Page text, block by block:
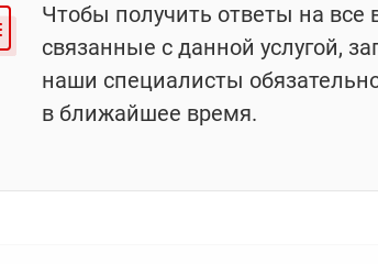
Чтобы получить ответы на все
связанные с данной услугой,
наши специалисты
в ближайшее время.